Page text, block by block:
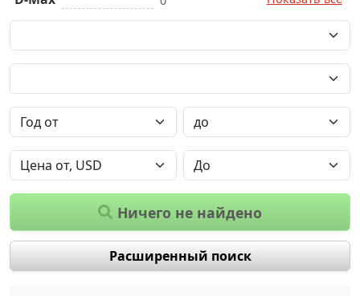
Ничего не найдено
Расширенный поиск